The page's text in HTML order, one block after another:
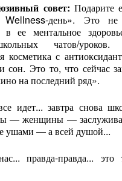
совет: Подарите
день». Это не
в ее ментальное
школьных чатов/
косметика с
сон. Это то, что сейчас
на последний ряд».
идет... завтра снова
— женщины —
ушами — а всей душой...
правда-правда...